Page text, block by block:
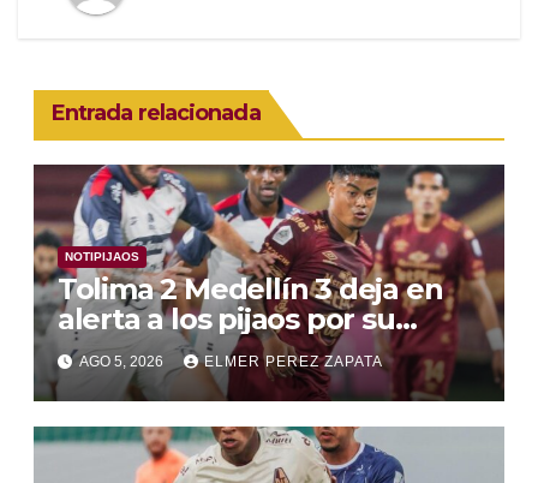
Entrada relacionada
NOTIPIJAOS
Tolima 2 Medellín 3 deja en
alerta a los pijaos por su
fútbol irregular
AGO 5, 2026 ELMER PEREZ ZAPATA